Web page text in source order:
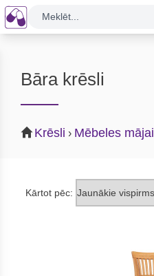
Meklēt...
Bāra krēsli
Krēsli › Mēbeles mājai
Kārtot pēc: